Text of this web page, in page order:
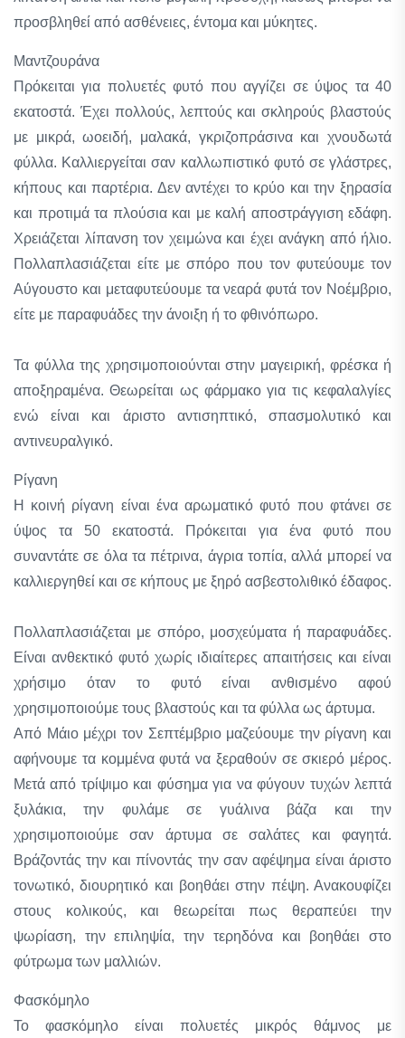
προσβληθεί από ασθένειες, έντομα και μύκητες.
Μαντζουράνα
Πρόκειται για πολυετές φυτό που αγγίζει σε ύψος τα 40
εκατοστά. Έχει πολλούς, λεπτούς και σκληρούς βλαστούς
με μικρά, ωοειδή, μαλακά, γκριζοπράσινα και χνουδωτά
φύλλα. Καλλιεργείται σαν καλλωπιστικό φυτό σε γλάστρες,
κήπους και παρτέρια. Δεν αντέχει το κρύο και την ξηρασία
και προτιμά τα πλούσια και με καλή αποστράγγιση εδάφη.
Χρειάζεται λίπανση τον χειμώνα και έχει ανάγκη από ήλιο.
Πολλαπλασιάζεται είτε με σπόρο που τον φυτεύουμε τον
Αύγουστο και μεταφυτεύουμε τα νεαρά φυτά τον Νοέμβριο,
είτε με παραφυάδες την άνοιξη ή το φθινόπωρο.
Τα φύλλα της χρησιμοποιούνται στην μαγειρική, φρέσκα ή
αποξηραμένα. Θεωρείται ως φάρμακο για τις κεφαλαλγίες
ενώ είναι και άριστο αντισηπτικό, σπασμολυτικό και
αντινευραλγικό.
Ρίγανη
Η κοινή ρίγανη είναι ένα αρωματικό φυτό που φτάνει σε
ύψος τα 50 εκατοστά. Πρόκειται για ένα φυτό που
συναντάτε σε όλα τα πέτρινα, άγρια τοπία, αλλά μπορεί να
καλλιεργηθεί και σε κήπους με ξηρό ασβεστολιθικό έδαφος.
Πολλαπλασιάζεται με σπόρο, μοσχεύματα ή παραφυάδες.
Είναι ανθεκτικό φυτό χωρίς ιδιαίτερες απαιτήσεις και είναι
χρήσιμο όταν το φυτό είναι ανθισμένο αφού
χρησιμοποιούμε τους βλαστούς και τα φύλλα ως άρτυμα.
Από Μάιο μέχρι τον Σεπτέμβριο μαζεύουμε την ρίγανη και
αφήνουμε τα κομμένα φυτά να ξεραθούν σε σκιερό μέρος.
Μετά από τρίψιμο και φύσημα για να φύγουν τυχών λεπτά
ξυλάκια, την φυλάμε σε γυάλινα βάζα και την
χρησιμοποιούμε σαν άρτυμα σε σαλάτες και φαγητά.
Βράζοντάς την και πίνοντάς την σαν αφέψημα είναι άριστο
τονωτικό, διουρητικό και βοηθάει στην πέψη. Ανακουφίζει
στους κολικούς, και θεωρείται πως θεραπεύει την
ψωρίαση, την επιληψία, την τερηδόνα και βοηθάει στο
φύτρωμα των μαλλιών.
Φασκόμηλο
Το φασκόμηλο είναι πολυετές μικρός θάμνος με